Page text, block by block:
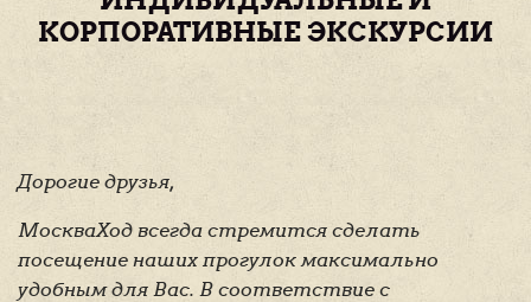
КОРПОРАТИВНЫЕ ЭКСКУРСИИ
Дорогие друзья,
МоскваХод всегда стремится сделать
посещение наших прогулок максимально
удобным для Вас. В соответствие с